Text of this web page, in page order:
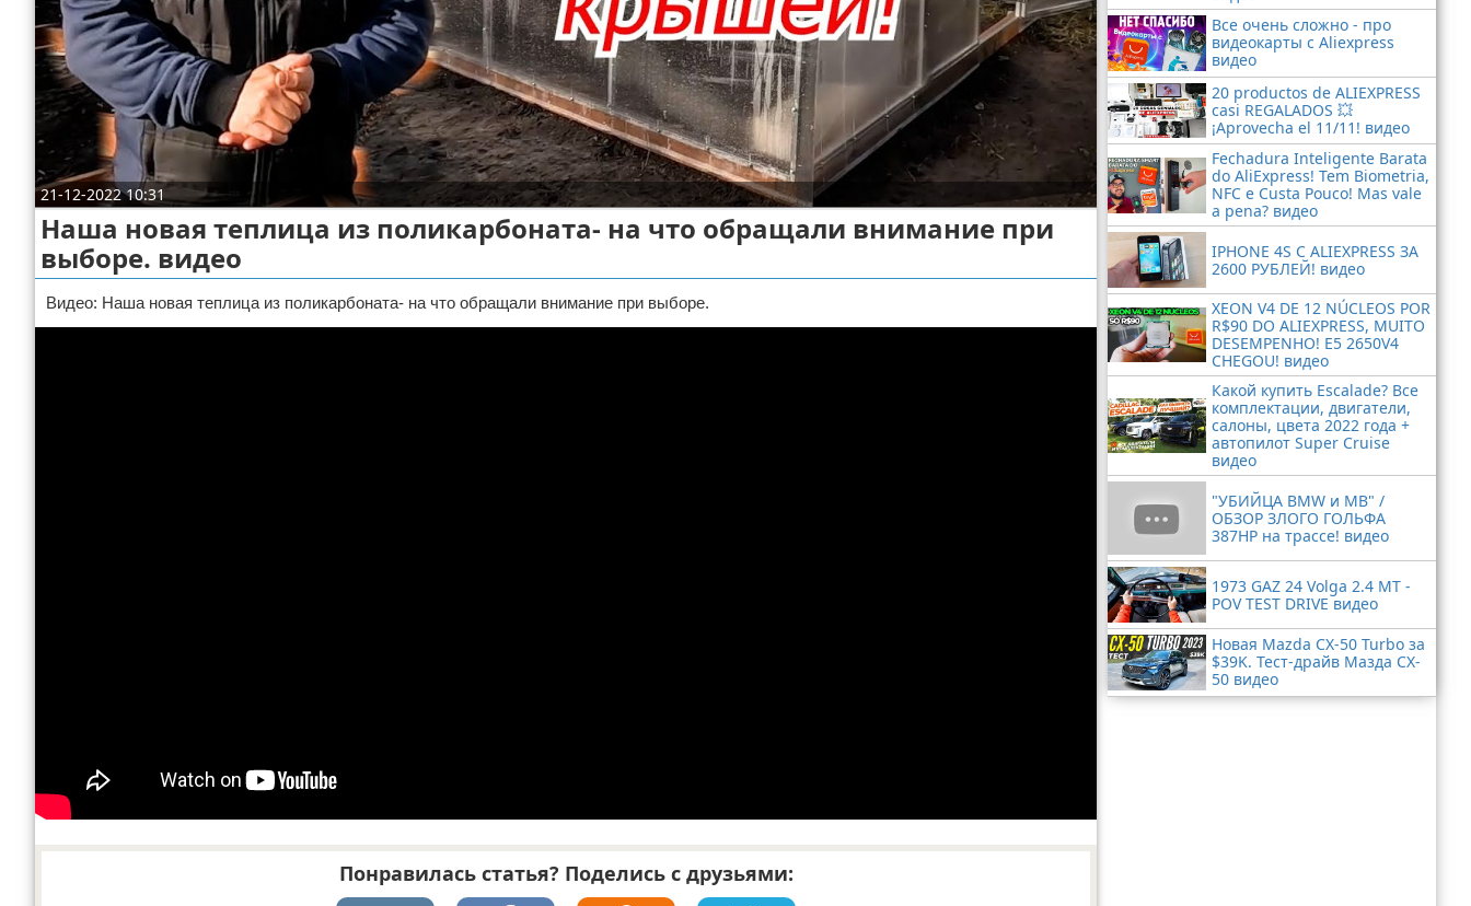
ДТП
Своими руками
Строительство и ремонт
Отказ от ответственности
21-12-2022 10:31
Наша новая теплица из поликарбоната- на что обращали внимание при
выборе. видео
Видео: Наша новая теплица из поликарбоната- на что обращали внимание при выборе.
Понравилась статья? Поделись с друзьями:
Все очень сложно - про
видеокарты с Aliexpress
видео
20 productos de ALIEXPRESS
casi REGALADOS 💥
¡Aprovecha el 11/11! видео
Fechadura Inteligente Barata
do AliExpress! Tem Biometria,
NFC e Custa Pouco! Mas vale
a pena? видео
IPHONE 4S С ALIEXPRESS ЗА
2600 РУБЛЕЙ! видео
XEON V4 DE 12 NÚCLEOS POR
R$90 DO ALIEXPRESS, MUITO
DESEMPENHO! E5 2650V4
CHEGOU! видео
Какой купить Escalade? Все
комплектации, двигатели,
салоны, цвета 2022 года +
автопилот Super Cruise
видео
"УБИЙЦА BMW и MB" /
ОБЗОР ЗЛОГО ГОЛЬФА
387HP на трассе! видео
1973 GAZ 24 Volga 2.4 MT -
POV TEST DRIVE видео
Новая Mazda CX-50 Turbo за
$39K. Тест-драйв Мазда CX-
50 видео